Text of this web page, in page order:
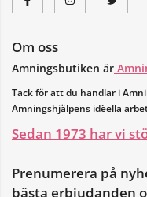
Om oss
Amningsbutiken är
Tack för att du handlar i
Amningshjälpens idèella
Sedan 1973 har vi
Prenumerera på
bästa erbjudanden